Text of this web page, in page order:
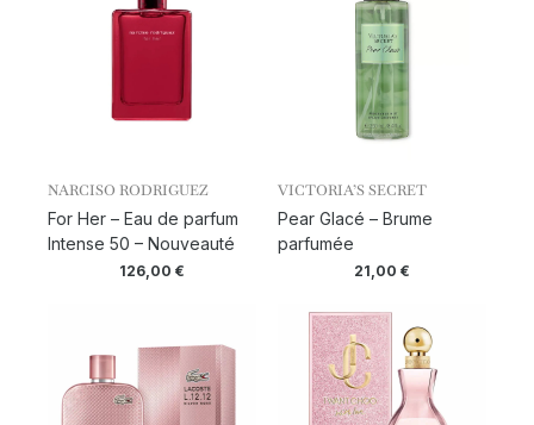
NARCISO RODRIGUEZ
For Her – Eau de parfum
Intense 50 – Nouveauté
126,00€
VICTORIA’S SECRET
Pear Glacé – Brume
parfumée
21,00 €